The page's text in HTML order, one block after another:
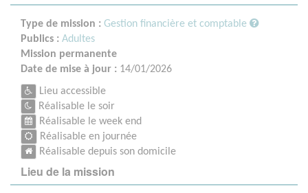
Type de mission : Gestion financière et comptable
Publics : Adultes
Mission permanente
Date de mise à jour : 14/01/2026
Lieu accessible
Réalisable le soir
Réalisable le week end
Réalisable en journée
Réalisable depuis son domicile
Lieu de la mission